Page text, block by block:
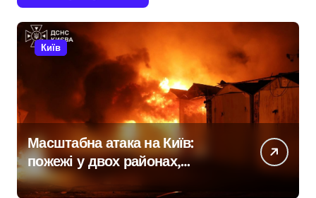
Київ
Масштабна атака на Київ:
пожежі у двох районах,
постраждалі на місці події